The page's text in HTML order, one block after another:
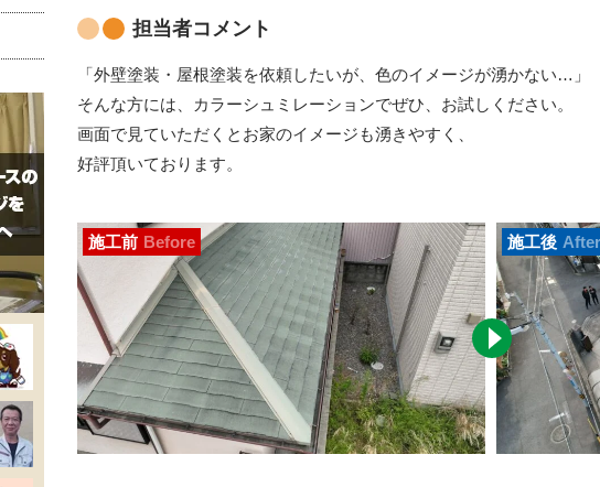
担当者コメント
「外壁塗装・屋根塗装を依頼したいが、色のイメージが湧かない…」
そんな方には、カラーシュミレーションでぜひ、お試しください。
画面で見ていただくとお家のイメージも湧きやすく、
好評頂いております。
施工前 Before 施工後 After